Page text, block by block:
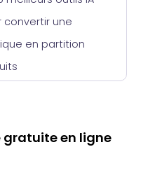
convertir une
en partition
en ligne